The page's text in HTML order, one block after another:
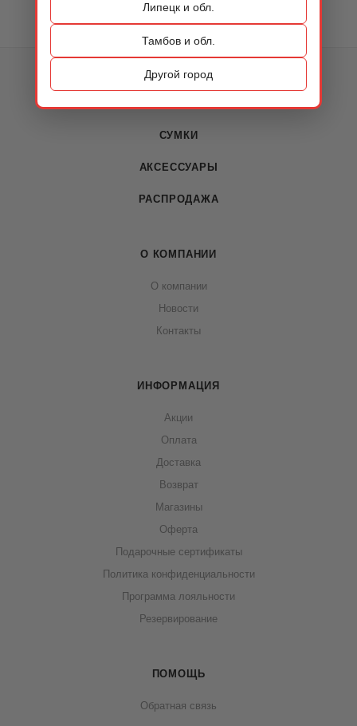
Липецк и обл.
Тамбов и обл.
Другой город
КАТАЛОГ
СУМКИ
АКСЕССУАРЫ
РАСПРОДАЖА
О КОМПАНИИ
О компании
Новости
Контакты
ИНФОРМАЦИЯ
Акции
Оплата
Доставка
Возврат
Магазины
Оферта
Подарочные сертификаты
Политика конфиденциальности
Программа лояльности
Резервирование
ПОМОЩЬ
Обратная связь